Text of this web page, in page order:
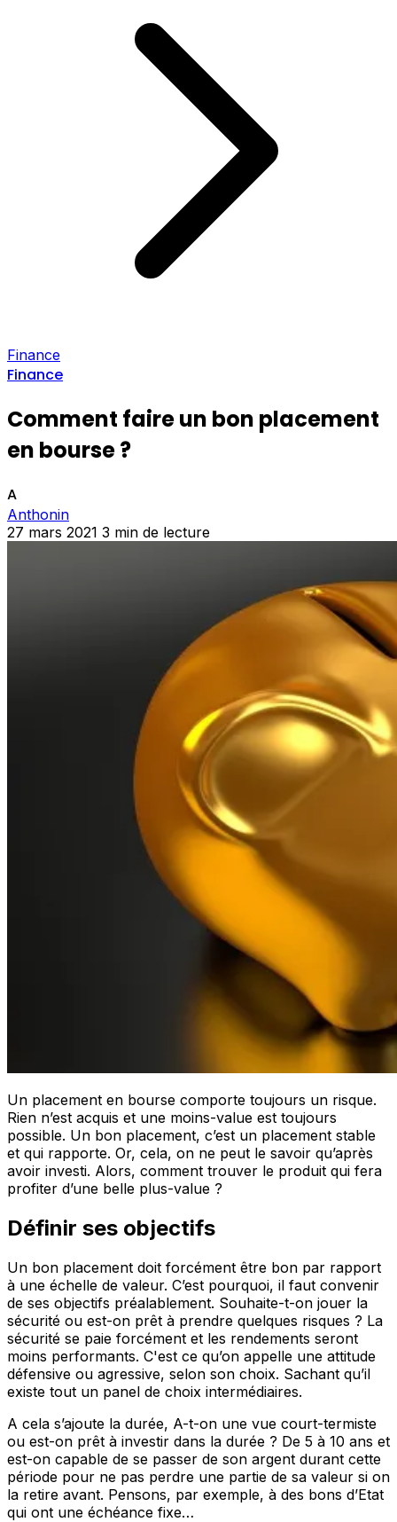
Finance
Finance
Comment faire un bon placement
en bourse ?
A
Anthonin
27 mars 2021 3 min de lecture
Un placement en bourse comporte toujours un risque.
Rien n’est acquis et une moins-value est toujours
possible. Un bon placement, c’est un placement stable
et qui rapporte. Or, cela, on ne peut le savoir qu’après
avoir investi. Alors, comment trouver le produit qui fera
profiter d’une belle plus-value ?
Définir ses objectifs
Un bon placement doit forcément être bon par rapport
à une échelle de valeur. C’est pourquoi, il faut convenir
de ses objectifs préalablement. Souhaite-t-on jouer la
sécurité ou est-on prêt à prendre quelques risques ? La
sécurité se paie forcément et les rendements seront
moins performants. C'est ce qu’on appelle une attitude
défensive ou agressive, selon son choix. Sachant qu’il
existe tout un panel de choix intermédiaires.
A cela s’ajoute la durée, A-t-on une vue court-termiste
ou est-on prêt à investir dans la durée ? De 5 à 10 ans et
est-on capable de se passer de son argent durant cette
période pour ne pas perdre une partie de sa valeur si on
la retire avant. Pensons, par exemple, à des bons d’Etat
qui ont une échéance fixe…